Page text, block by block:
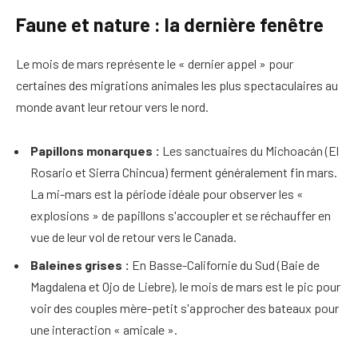
Faune et nature : la dernière fenêtre
Le mois de mars représente le « dernier appel » pour
certaines des migrations animales les plus spectaculaires au
monde avant leur retour vers le nord.
Papillons monarques : Les sanctuaires du Michoacán (El
Rosario et Sierra Chincua) ferment généralement fin mars.
La mi-mars est la période idéale pour observer les «
explosions » de papillons s'accoupler et se réchauffer en
vue de leur vol de retour vers le Canada.
Baleines grises : En Basse-Californie du Sud (Baie de
Magdalena et Ojo de Liebre), le mois de mars est le pic pour
voir des couples mère-petit s'approcher des bateaux pour
une interaction « amicale ».